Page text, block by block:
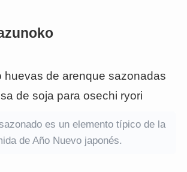
es un elemento típico de la
de Año Nuevo japonés.